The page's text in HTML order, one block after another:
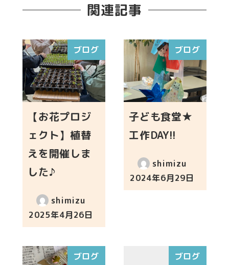
関連記事
ブログ
【お花プロジ
ェクト】植替
えを開催しま
した♪
shimizu
投稿日
2025年4月26日
ブログ
子ども食堂★
工作DAY!!
shimizu
投稿日
2024年6月29日
ブログ ブログ